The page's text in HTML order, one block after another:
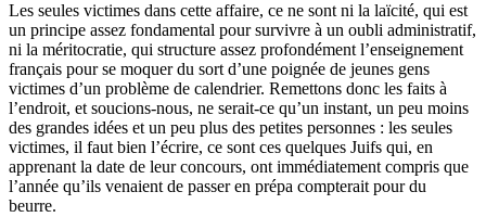
Les seules victimes dans cette affaire, ce ne sont ni la laïcité, qui est
un principe assez fondamental pour survivre à un oubli administratif,
ni la méritocratie, qui structure assez profondément l’enseignement
français pour se moquer du sort d’une poignée de jeunes gens
victimes d’un problème de calendrier. Remettons donc les faits à
l’endroit, et soucions-nous, ne serait-ce qu’un instant, un peu moins
des grandes idées et un peu plus des petites personnes : les seules
victimes, il faut bien l’écrire, ce sont ces quelques Juifs qui, en
apprenant la date de leur concours, ont immédiatement compris que
l’année qu’ils venaient de passer en prépa compterait pour du
beurre.